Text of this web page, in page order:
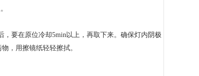
要在原位冷却5min以上，再取下来。确保灯内阴极
口洁净，如有污物，用擦镜纸轻轻擦拭。